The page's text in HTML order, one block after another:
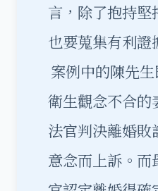
言，除了抱持堅
也要蒐集有利證
案例中的陳先
衛生觀念不合的
法官判決離婚
意念而上訴。